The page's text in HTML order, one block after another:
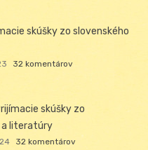
skúšky zo slovenského
32 komentárov
skúšky zo
a literatúry
32 komentárov